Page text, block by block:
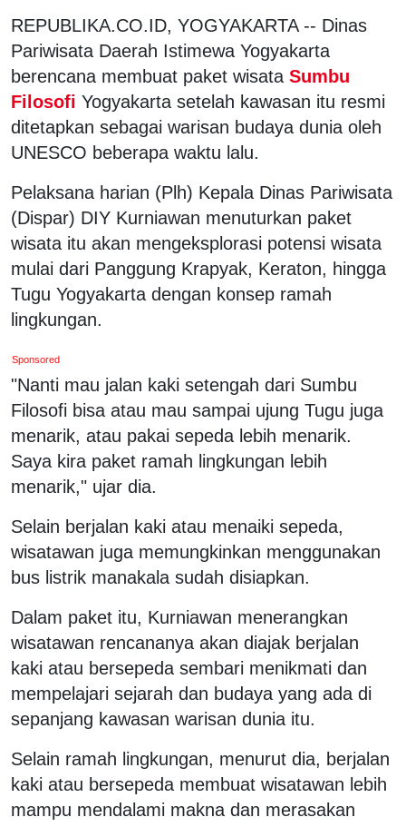
REPUBLIKA.CO.ID, YOGYAKARTA -- Dinas
Pariwisata Daerah Istimewa Yogyakarta
berencana membuat paket wisata Sumbu
Filosofi Yogyakarta setelah kawasan itu resmi
ditetapkan sebagai warisan budaya dunia oleh
UNESCO beberapa waktu lalu.
Pelaksana harian (Plh) Kepala Dinas Pariwisata
(Dispar) DIY Kurniawan menuturkan paket
wisata itu akan mengeksplorasi potensi wisata
mulai dari Panggung Krapyak, Keraton, hingga
Tugu Yogyakarta dengan konsep ramah
lingkungan.
Sponsored
"Nanti mau jalan kaki setengah dari Sumbu
Filosofi bisa atau mau sampai ujung Tugu juga
menarik, atau pakai sepeda lebih menarik.
Saya kira paket ramah lingkungan lebih
menarik," ujar dia.
Selain berjalan kaki atau menaiki sepeda,
wisatawan juga memungkinkan menggunakan
bus listrik manakala sudah disiapkan.
Dalam paket itu, Kurniawan menerangkan
wisatawan rencananya akan diajak berjalan
kaki atau bersepeda sembari menikmati dan
mempelajari sejarah dan budaya yang ada di
sepanjang kawasan warisan dunia itu.
Selain ramah lingkungan, menurut dia, berjalan
kaki atau bersepeda membuat wisatawan lebih
mampu mendalami makna dan merasakan